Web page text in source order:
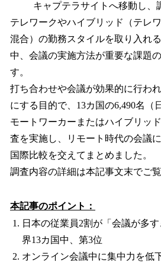
キャプテラサイトへ移動し、
テレワークやハイブリッド（テレ
混合）の勤務スタイルを取り入れ
中、会議の実施方法が重要な課題
す。
打ち合わせや会議が効果的に行わ
にする目的で、13カ国の6,490名（
モートワーカーまたはハイブリッ
査を実施し、リモート時代の会議
国際比較を交えてまとめました。
調査内容の詳細は本記事文末でご
本記事のポイント：
日本の従業員2割が「会議が多
界13カ国中、第3位
オンライン会議中に集中力を低